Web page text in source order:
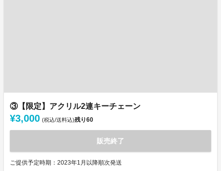
③【限定】アクリル2連キーチェーン
¥3,000 (税込/送料込)残り60
販売終了
ご提供予定時期：2023年1月以降順次発送